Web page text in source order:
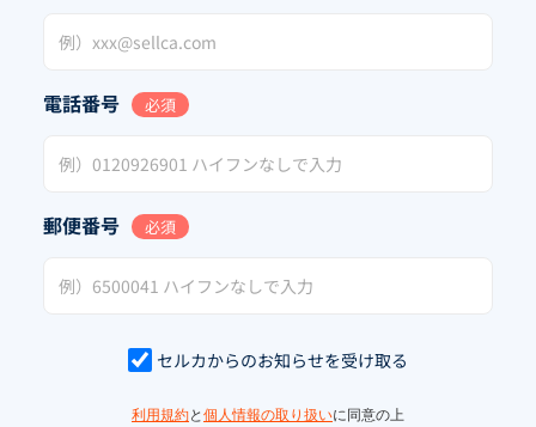
電話番号 必須
郵便番号 必須
セルカからのお知らせを受け取る
利用規約と 個人情報の取り扱いに同意の上